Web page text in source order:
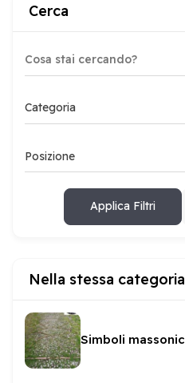
Cerca
Categoria
Posizione
Applica Filtri
Nella stessa categoria